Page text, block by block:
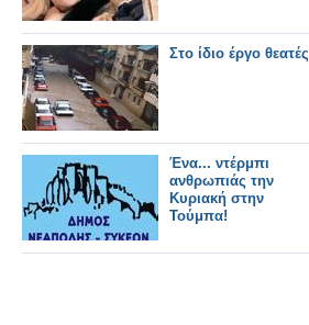
Στο ίδιο έργο θεατές
Ένα... ντέρμπι
ανθρωπιάς την
Κυριακή στην
Τούμπα!